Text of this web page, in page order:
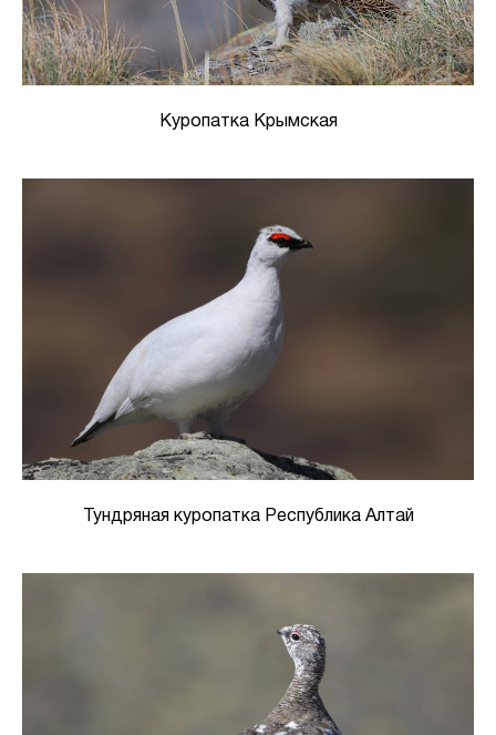
Куропатка Крымская
Тундряная куропатка Республика Алтай